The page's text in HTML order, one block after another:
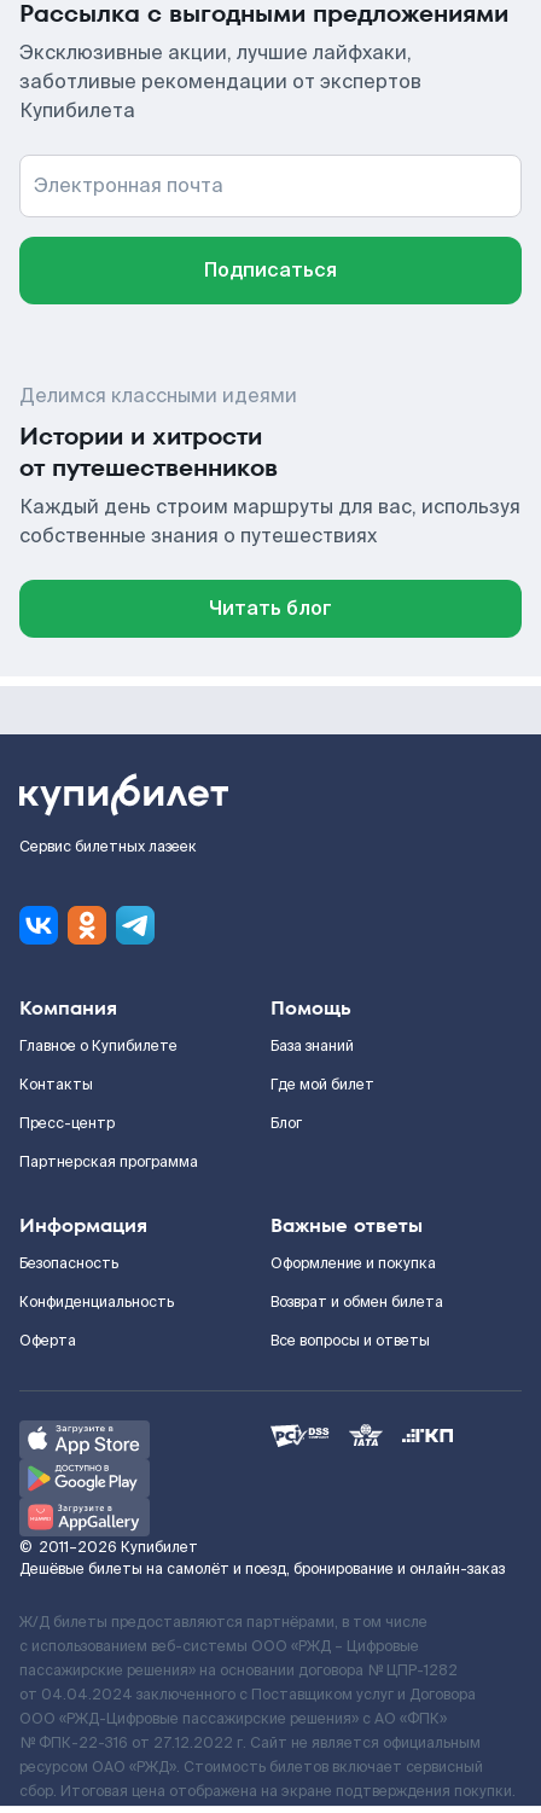
Рассылка с выгодными предложениями
Эксклюзивные акции, лучшие лайфхаки,
заботливые рекомендации от экспертов
Купибилета
Электронная почта
Подписаться
Делимся классными идеями
Истории и хитрости
от путешественников
Каждый день строим маршруты для вас, используя
собственные знания о путешествиях
Читать блог
Сервис билетных лазеек
Компания
Главное о Купибилете
Контакты
Пресс-центр
Партнерская программа
Помощь
База знаний
Где мой билет
Блог
Информация
Безопасность
Конфиденциальность
Оферта
Важные ответы
Оформление и покупка
Возврат и обмен билета
Все вопросы и ответы
© 2011–2026 Купибилет
Дешёвые билеты на самолёт и поезд, бронирование и онлайн-заказ
Ж/Д билеты предоставляются партнёрами, в том числе
с использованием веб-системы ООО «РЖД – Цифровые
пассажирские решения» на основании договора № ЦПР-1282
от 04.04.2024 заключенного с Поставщиком услуг и Договора
ООО «РЖД-Цифровые пассажирские решения» c АО «ФПК»
№ ФПК-22-316 от 27.12.2022 г. Сайт не является официальным
ресурсом ОАО «РЖД». Стоимость билетов включает сервисный
сбор. Итоговая цена отображена на экране подтверждения покупки.